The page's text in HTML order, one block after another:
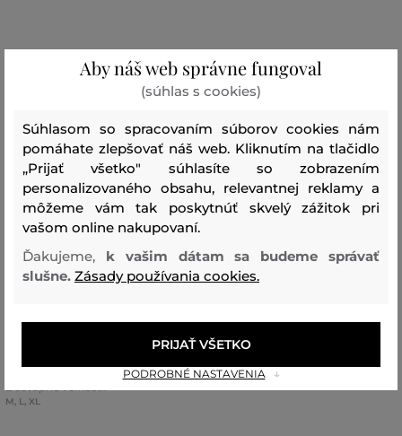
NOVINKA
POSLEDNÁ ŠANCA
KLJ PUFFER VEST
M L XL
Aby náš web správne fungoval
(súhlas s cookies)
Súhlasom so spracovaním súborov cookies nám
pomáhate zlepšovať náš web. Kliknutím na tlačidlo
„Prijať všetko" súhlasíte so zobrazením
personalizovaného obsahu, relevantnej reklamy a
môžeme vám tak poskytnúť skvelý zážitok pri
vašom online nakupovaní.
Ďakujeme, k vašim dátam sa budeme správať
slušne. Zásady používania cookies.
PODROBNÉ NASTAVENIA
PRIJAŤ VŠETKO